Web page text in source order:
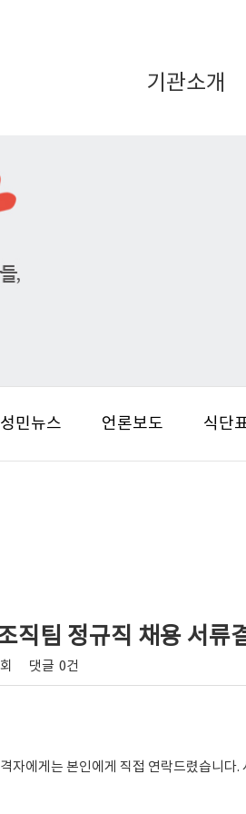
기관소개
성민뉴스 언론보도 식단
직팀 정규직 채용 서류
댓글 0건
자에게는 본인에게 직접 연락드렸습니다.